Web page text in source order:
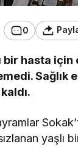
0
hasta için
Sağlık
yaşlı